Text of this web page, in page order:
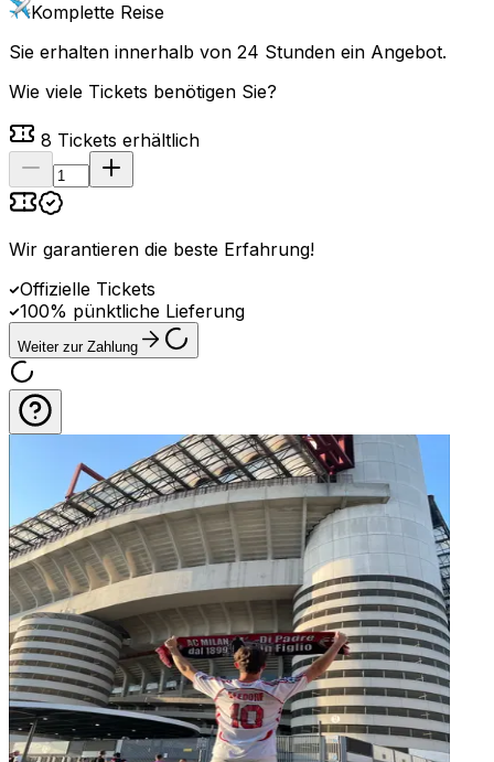
Komplette Reise
Sie erhalten innerhalb von 24 Stunden ein Angebot.
Wie viele Tickets benötigen Sie?
8 Tickets erhältlich
Wir garantieren die beste Erfahrung!
Offizielle Tickets
100% pünktliche Lieferung
Weiter zur Zahlung